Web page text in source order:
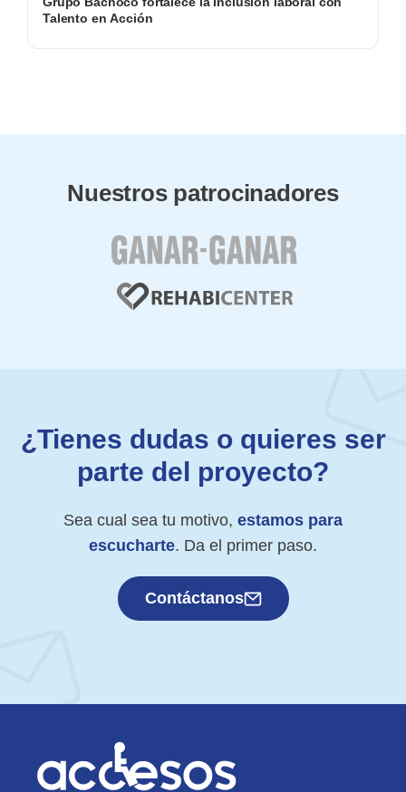
Talento en Acción
Nuestros patrocinadores
¿Tienes dudas o quieres ser
parte del proyecto?
Sea cual sea tu motivo, estamos para
escucharte. Da el primer paso.
Contáctanos